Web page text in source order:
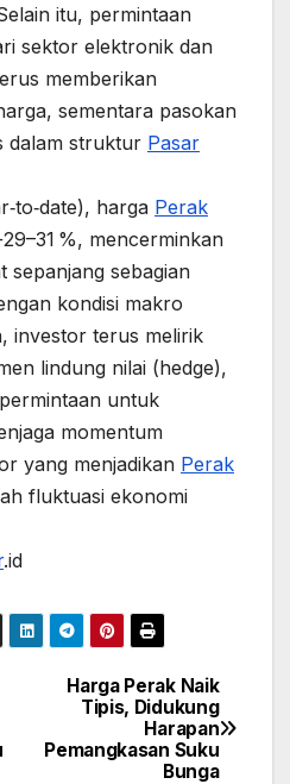
itu, permintaan
sektor elektronik dan
memberikan
sementara pasokan
dalam struktur Pasar
harga Perak
%, mencerminkan
sepanjang sebagian
kondisi makro
investor terus melirik
lindung nilai (hedge),
untuk
momentum
yang menjadikan Perak
fluktuasi ekonomi
.id
Harga Perak Naik
Tipis, Didukung
Harapan
Pemangkasan Suku
Bunga